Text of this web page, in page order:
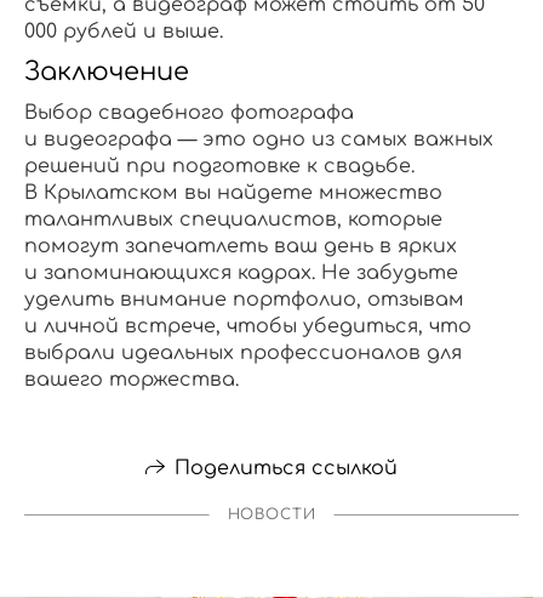
съемки, а видеограф может стоить от 50
000 рублей и выше.
Заключение
Выбор свадебного фотографа
и видеографа — это одно из самых важных
решений при подготовке к свадьбе.
В Крылатском вы найдете множество
талантливых специалистов, которые
помогут запечатлеть ваш день в ярких
и запоминающихся кадрах. Не забудьте
уделить внимание портфолио, отзывам
и личной встрече, чтобы убедиться, что
выбрали идеальных профессионалов для
вашего торжества.
Поделиться ссылкой
НОВОСТИ